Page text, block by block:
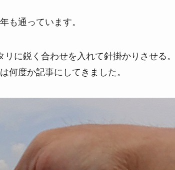
も通っています。
に鋭く合わせを入れて針掛かりさせる
何度か記事にしてきました。